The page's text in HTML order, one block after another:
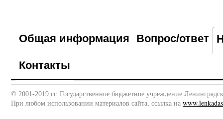
Общая информация Вопрос/ответ
Контакты
© 2001-2019 гг. Государственное бюджетное учреждение
При любом использовании материалов сайта, ссылка на